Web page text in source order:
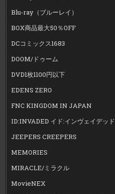
Blu-ray（ブルーレイ）
BOX商品最大50％OFF
DCコミックス1683
DOOM/ドゥーム
DVD1枚1100円以下
EDENS ZERO
FNC KINGDOM IN JAPAN
ID:INVADED イド:インヴェイデッド
JEEPERS CREEPERS
MEMORIES
MIRACLE/ミラクル
MovieNEX